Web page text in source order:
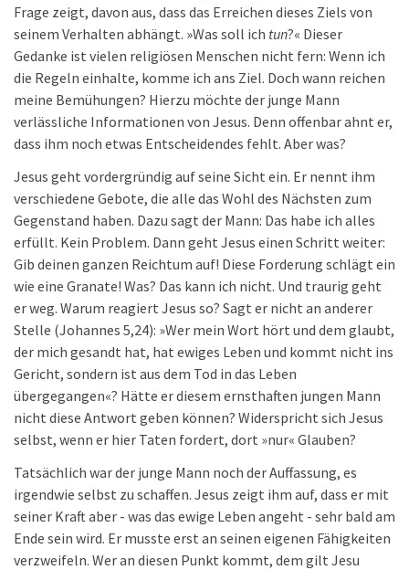
Frage zeigt, davon aus, dass das Erreichen dieses Ziels von
seinem Verhalten abhängt. »Was soll ich tun?« Dieser
Gedanke ist vielen religiösen Menschen nicht fern: Wenn ich
die Regeln einhalte, komme ich ans Ziel. Doch wann reichen
meine Bemühungen? Hierzu möchte der junge Mann
verlässliche Informationen von Jesus. Denn offenbar ahnt er,
dass ihm noch etwas Entscheidendes fehlt. Aber was?
Jesus geht vordergründig auf seine Sicht ein. Er nennt ihm
verschiedene Gebote, die alle das Wohl des Nächsten zum
Gegenstand haben. Dazu sagt der Mann: Das habe ich alles
erfüllt. Kein Problem. Dann geht Jesus einen Schritt weiter:
Gib deinen ganzen Reichtum auf! Diese Forderung schlägt ein
wie eine Granate! Was? Das kann ich nicht. Und traurig geht
er weg. Warum reagiert Jesus so? Sagt er nicht an anderer
Stelle (Johannes 5,24): »Wer mein Wort hört und dem glaubt,
der mich gesandt hat, hat ewiges Leben und kommt nicht ins
Gericht, sondern ist aus dem Tod in das Leben
übergegangen«? Hätte er diesem ernsthaften jungen Mann
nicht diese Antwort geben können? Widerspricht sich Jesus
selbst, wenn er hier Taten fordert, dort »nur« Glauben?
Tatsächlich war der junge Mann noch der Auffassung, es
irgendwie selbst zu schaffen. Jesus zeigt ihm auf, dass er mit
seiner Kraft aber - was das ewige Leben angeht - sehr bald am
Ende sein wird. Er musste erst an seinen eigenen Fähigkeiten
verzweifeln. Wer an diesen Punkt kommt, dem gilt Jesu